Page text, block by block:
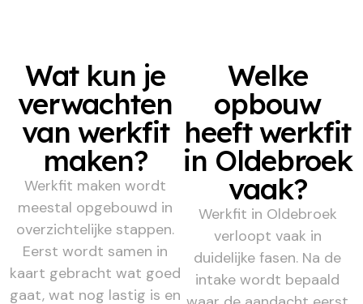
Wat kun je
verwachten
van werkfit
maken?
Werkfit maken wordt
meestal opgebouwd in
overzichtelijke stappen.
Eerst wordt samen in
kaart gebracht wat goed
gaat, wat nog lastig is en
Welke
opbouw
heeft werkfit
in Oldebroek
vaak?
Werkfit in Oldebroek
verloopt vaak in
duidelijke fasen. Na de
intake wordt bepaald